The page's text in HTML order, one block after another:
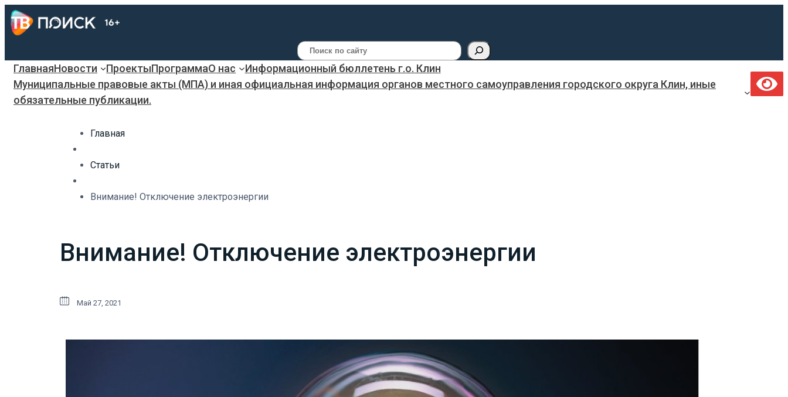
Поиск
ГлавнаяНовости ПроектыПрограммаО нас
Информационный бюллетень г.о. Клин
Муниципальные правовые акты (МПА) и иная официальная информация органов местного самоуправления городского округа Клин, иные
обязательные публикации.
Главная
Статьи
Внимание! Отключение электроэнергии
Внимание! Отключение электроэнергии
Май 27, 2021